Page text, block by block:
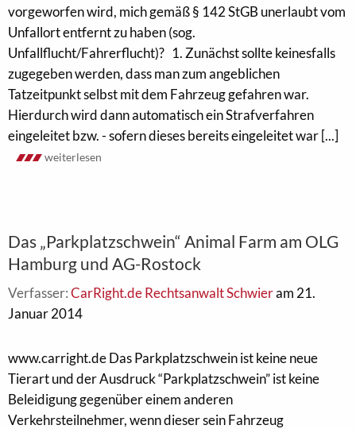
vorgeworfen wird, mich gemäß § 142 StGB unerlaubt vom
Unfallort entfernt zu haben (sog.
Unfallflucht/Fahrerflucht)? 1. Zunächst sollte keinesfalls
zugegeben werden, dass man zum angeblichen
Tatzeitpunkt selbst mit dem Fahrzeug gefahren war.
Hierdurch wird dann automatisch ein Strafverfahren
eingeleitet bzw. - sofern dieses bereits eingeleitet war [...]
weiterlesen
Das „Parkplatzschwein“ Animal Farm am OLG
Hamburg und AG-Rostock
Verfasser:CarRight.de Rechtsanwalt Schwieram 21.
Januar 2014
www.carright.de Das Parkplatzschwein ist keine neue
Tierart und der Ausdruck “Parkplatzschwein” ist keine
Beleidigung gegenüber einem anderen
Verkehrsteilnehmer, wenn dieser sein Fahrzeug